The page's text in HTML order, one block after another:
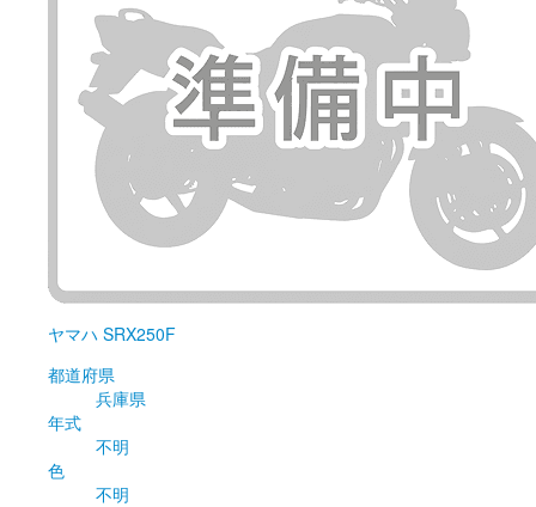
ヤマハ SRX250F
都道府県
兵庫県
年式
不明
色
不明